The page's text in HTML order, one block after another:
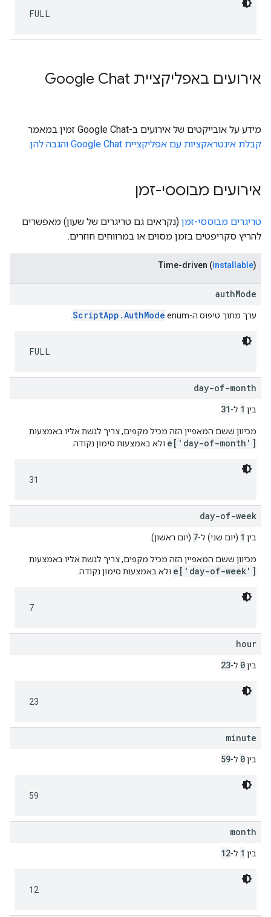
FULL
אירועים באפליקציית Google Chat
מידע על אובייקטים של אירועים ב-Google Chat זמין במאמר
קבלת אינטראקציות עם אפליקציית Google Chat והגבה להן
.
אירועים מבוססי-זמן
טריגרים מבוססי-זמן (נקראים גם טריגרים של שעון) מאפשרים
להריץ סקריפטים בזמן מסוים או במרווחים חוזרים.
Time-driven (installable)
authMode
ערך מתוך טיפוס ה-enum‏ ScriptApp.AuthMode
FULL
day-of-month
בין 1 ל-31
מכיוון ששם המאפיין הזה מכיל מקפים, צריך לגשת אליו באמצעות
e['day-of-month'] ולא באמצעות סימון נקודה.
31
day-of-week
בין 1 (יום שני) ל-7 (יום ראשון).
מכיוון ששם המאפיין הזה מכיל מקפים, צריך לגשת אליו באמצעות
e['day-of-week'] ולא באמצעות סימון נקודה.
7
hour
בין0 ל-23
23
minute
בין0 ל-59
59
month
בין 1 ל-12
12